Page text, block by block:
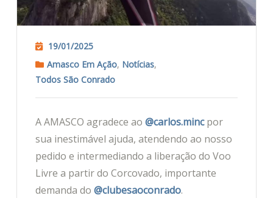
19/01/2025
Amasco Em Ação, Notícias,
Todos São Conrado
A AMASCO agradece ao @carlos.mincpor
sua inestimável ajuda, atendendo ao nosso
pedido e intermediando a liberação do Voo
Livre a partir do Corcovado, importante
demanda do @clubesaoconrado.